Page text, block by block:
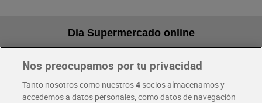
Dia Supermercado online
Pide hoy, recibe hoy
Nos preocupamos por tu privacidad
Tanto nosotros como nuestros4socios almacenamos y
accedemos a datos personales, como datos de navegación